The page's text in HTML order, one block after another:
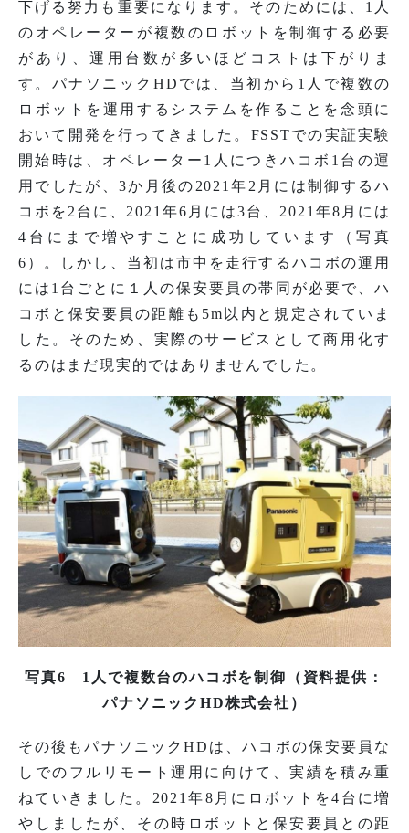
下げる努力も重要になります。そのためには、1人
のオペレーターが複数のロボットを制御する必要
があり、運用台数が多いほどコストは下がりま
す。パナソニックHDでは、当初から1人で複数の
ロボットを運用するシステムを作ることを念頭に
おいて開発を行ってきました。FSSTでの実証実験
開始時は、オペレーター1人につきハコボ1台の運
用でしたが、3か月後の2021年2月には制御するハ
コボを2台に、2021年6月には3台、2021年8月には
4台にまで増やすことに成功しています（写真
6）。しかし、当初は市中を走行するハコボの運用
には1台ごとに１人の保安要員の帯同が必要で、ハ
コボと保安要員の距離も5m以内と規定されていま
した。そのため、実際のサービスとして商用化す
るのはまだ現実的ではありませんでした。
写真6 1人で複数台のハコボを制御（資料提供：
パナソニックHD株式会社）
その後もパナソニックHDは、ハコボの保安要員な
しでのフルリモート運用に向けて、実績を積み重
ねていきました。2021年8月にロボットを4台に増
やしましたが、その時ロボットと保安要員との距